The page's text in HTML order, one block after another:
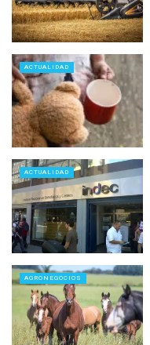
ACTUALIDAD
ACTUALIDAD
AGRONEGOCIOS